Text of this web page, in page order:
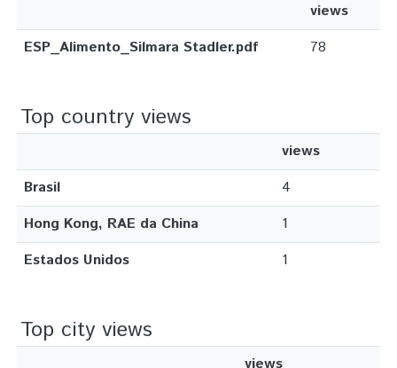
views
ESP_Alimento_Silmara Stadler.pdf
78
Top country views
views
Brasil
4
Hong Kong, RAE da China
1
Estados Unidos
1
Top city views